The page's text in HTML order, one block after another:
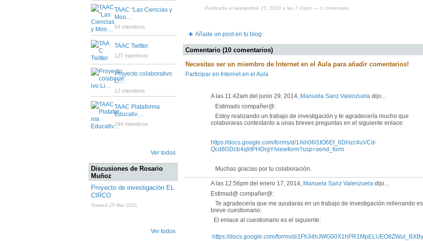
TAAC “Las Ciencias y
Moo…
54 miembros
TAAC Twitter
127 miembros
Proyecto colaborativo
Li…
12 miembros
TAAC Plataforma
Educativ…
244 miembros
Ver todos
Discusiones de Rosario
Muñoz
Proyecto de investigación EL
CIRCO
Started 25 Mar 2011
Ver todos
Publicado el septiembre 27, 2010 a las 7:43pm — 1 comentario
Añade un post en tu blog
Comentario (10 comentarios)
Necesitas ser un miembro de Internet en el Aula para añadir comentarios!
Participar en Internet en el Aula
A las 11:42am del junio 29, 2014, Manuela Sanz Valenzuela dijo...
Estimado compañer@:
Estoy realizando un trabajo de investigación y te agradecería mucho que
colaboraras contestanto a unas breves preguntas en el siguiente enlace:
https://docs.google.com/forms/d/1Aih06I1tO6Ef_6DHzc4uVCd-
Qcd8GDcb4qIrtPHDrgY/viewform?usp=send_form
Muchas gracias por tu colaboración.
A las 12:56pm del enero 17, 2014, Manuela Sanz Valenzuela dijo...
Estimad@ compañer@:
Te agradecería que me ayudaras en un trabajo de investigación rellenando
breve cuestionario:
El enlace al cuestionario es el siguiente:
https://docs.google.com/forms/d/